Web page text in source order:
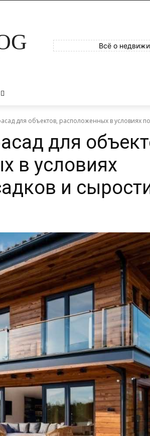
Всё о
для объектов, расположенных в условиях
для
в условиях
и